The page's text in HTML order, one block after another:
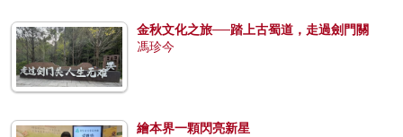
金秋文化之旅──踏上古蜀道，走過劍門關
馮珍今
繪本界一顆閃亮新星